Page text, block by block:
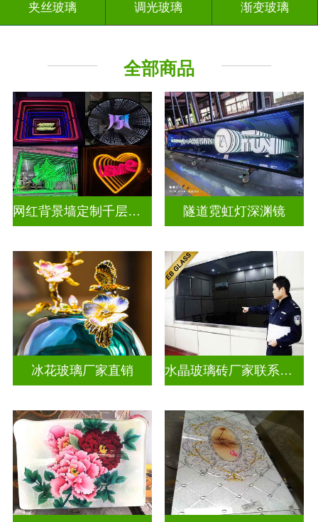
夹丝玻璃 调光玻璃 渐变玻璃
其它玻璃
全部商品
网红背景墙定制千层镜深渊镜 隧道霓虹灯深渊镜
冰花玻璃厂家直销 水晶玻璃砖厂家联系方式